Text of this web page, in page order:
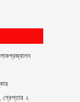
গ্রেপ্তার ২